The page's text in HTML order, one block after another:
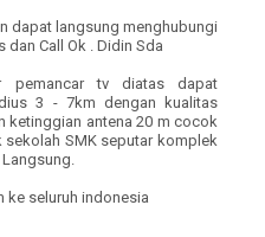
dapat langsung menghubungi
dan Call Ok . Didin Sda
pemancar tv diatas dapat
3 - 7km dengan kualitas
ketinggian antena 20 m cocok
SMK seputar komplek
ke seluruh indonesia